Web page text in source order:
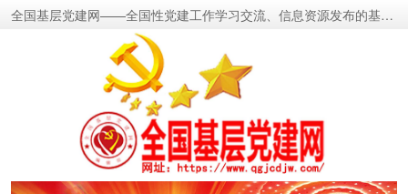
全国基层党建网——全国性党建工作学习交流、信息资源发布的基层党建新闻门户网
密切党群关系
传递党的声音